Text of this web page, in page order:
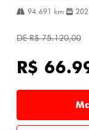
94.691 km
DE R$ 75.120,00
R$